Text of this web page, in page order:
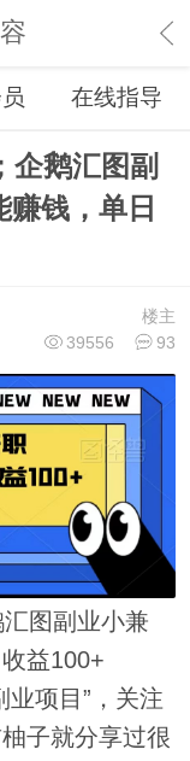
在线指导
企鹅汇图副
钱，单日
楼主
39556
93
图副业小兼
益100+
业项目”，关注
子就分享过很